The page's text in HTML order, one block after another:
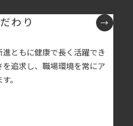
わり
ともに健康で長く活躍でき
を追求し、職場環境を常にア
。